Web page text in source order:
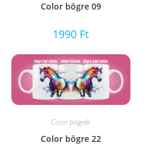
Color bögre 09
1990 Ft
Color bögrék
Color bögre 22